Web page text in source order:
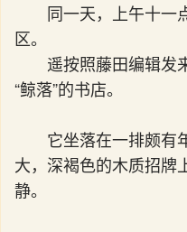
同一天，上午十一
区。
遥按照藤田编辑发
“鲸落”的书店。
它坐落在一排颇有
大，深褐色的木质招牌
静。